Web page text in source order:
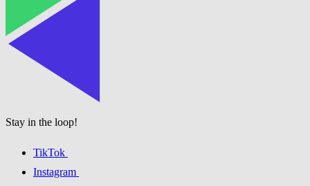
Stay in the loop!
TikTok
Instagram